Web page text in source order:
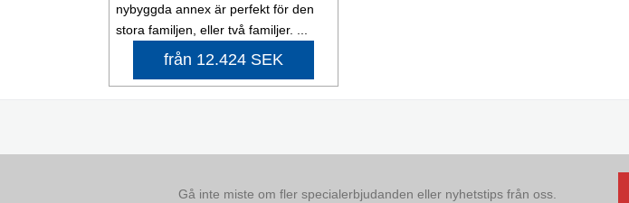
nybyggda annex är perfekt för den
stora familjen, eller två familjer. ...
från 12.424 SEK
Gå inte miste om fler specialerbjudanden eller nyhetstips från oss.